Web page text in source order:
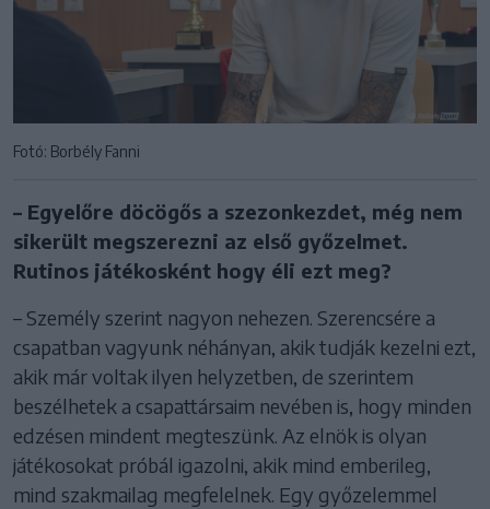
Fotó: Borbély Fanni
– Egyelőre döcögős a szezonkezdet, még nem
sikerült megszerezni az első győzelmet.
Rutinos játékosként hogy éli ezt meg?
– Személy szerint nagyon nehezen. Szerencsére a
csapatban vagyunk néhányan, akik tudják kezelni ezt,
akik már voltak ilyen helyzetben, de szerintem
beszélhetek a csapattársaim nevében is, hogy minden
edzésen mindent megteszünk. Az elnök is olyan
játékosokat próbál igazolni, akik mind emberileg,
mind szakmailag megfelelnek. Egy győzelemmel